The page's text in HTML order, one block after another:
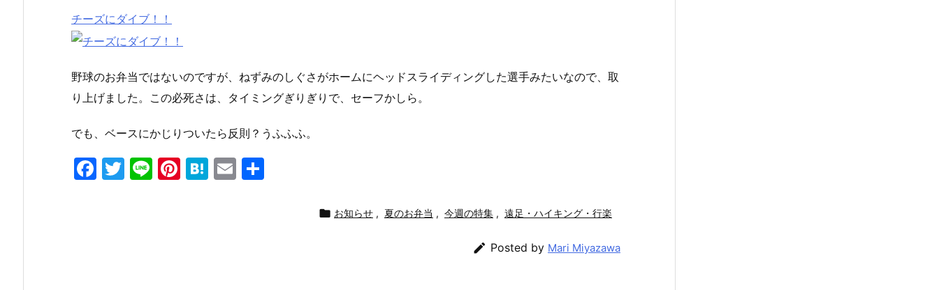
チーズにダイブ！！
野球のお弁当ではないのですが、ねずみのしぐさがホームにヘッドスライディングした選手みたいなので、取
り上げました。この必死さは、タイミングぎりぎりで、セーフかしら。
でも、ベースにかじりついたら反則？うふふふ。
F
T
Li Pi H
E
 お知らせ , 夏のお弁当 , 今週の特集 , 遠足・ハイキング・行楽
 Posted by Mari Miyazawa